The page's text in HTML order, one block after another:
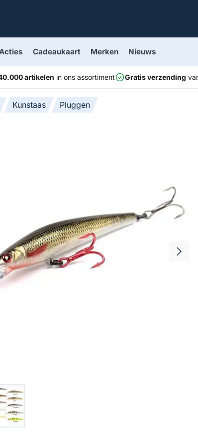
Acties Cadeaukaart Merken Nieuws
artikelen in ons assortiment Gratis verzending
Kunstaas Pluggen